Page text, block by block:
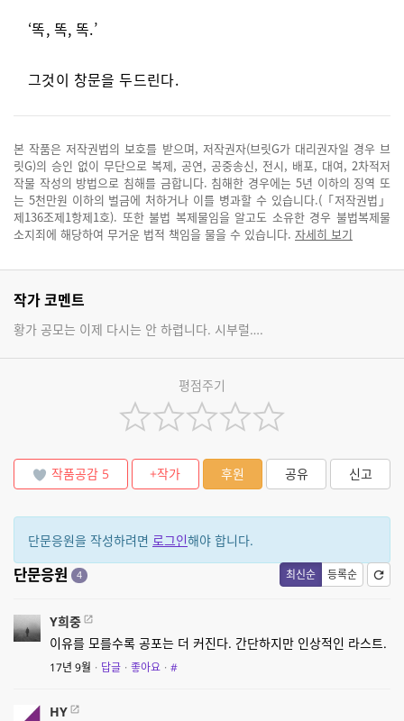
‘똑, 똑, 똑.’
그것이 창문을 두드린다.
본 작품은 저작권법의 보호를 받으며, 저작권자(브릿G가 대리권자일 경우 브
릿G)의 승인 없이 무단으로 복제, 공연, 공중송신, 전시, 배포, 대여, 2차적저
작물 작성의 방법으로 침해를 금합니다. 침해한 경우에는 5년 이하의 징역 또
는 5천만원 이하의 벌금에 처하거나 이를 병과할 수 있습니다.(「저작권법」
제136조제1항제1호). 또한 불법 복제물임을 알고도 소유한 경우 불법복제물
소지죄에 해당하여 무거운 법적 책임을 물을 수 있습니다. 자세히 보기
작가 코멘트
황가 공모는 이제 다시는 안 하렵니다. 시부럴….
평점주기
작품공감 5 +작가 후원 공유 신고
단문응원을 작성하려면 로그인해야 합니다.
최신순 등록순
단문응원 4
Y희중
이유를 모를수록 공포는 더 커진다. 간단하지만 인상적인 라스트.
17년 9월 · 답글 · 좋아요 · #
HY